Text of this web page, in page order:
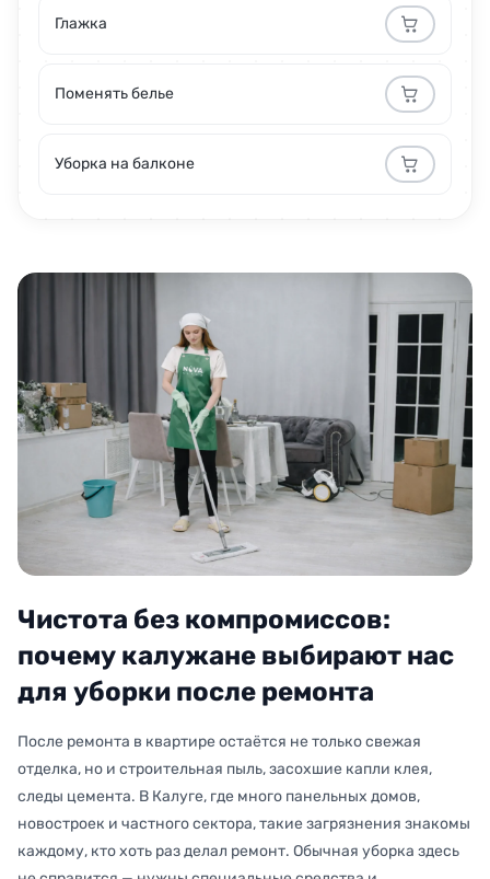
Глажка
Поменять белье
Уборка на балконе
Чистота без компромиссов:
почему калужане выбирают нас
для уборки после ремонта
После ремонта в квартире остаётся не только свежая
отделка, но и строительная пыль, засохшие капли клея,
следы цемента. В Калуге, где много панельных домов,
новостроек и частного сектора, такие загрязнения знакомы
каждому, кто хоть раз делал ремонт. Обычная уборка здесь